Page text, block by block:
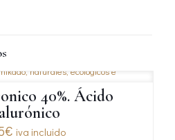
40%. Ácido
€ iva incluido